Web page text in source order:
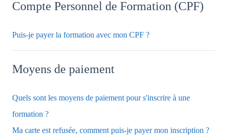
Compte Personnel de Formation (CPF)
Puis-je payer la formation avec mon CPF ?
Moyens de paiement
Quels sont les moyens de paiement pour s'inscrire à une
formation ?
Ma carte est refusée, comment puis-je payer mon inscription ?